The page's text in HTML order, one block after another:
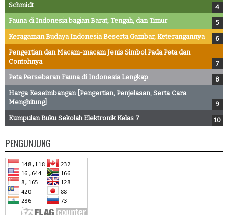
Schmidt
Fauna di Indonesia bagian Barat, Tengah, dan Timur
Keragaman Budaya Indonesia Beserta Gambar, Keterangannya
Pengertian dan Macam-macam Jenis Simbol Pada Peta dan
Contohnya
Peta Persebaran Fauna di Indonesia Lengkap
Harga Keseimbangan [Pengertian, Penjelasan, Serta Cara
Menghitung]
Kumpulan Buku Sekolah Elektronik Kelas 7
PENGUNJUNG